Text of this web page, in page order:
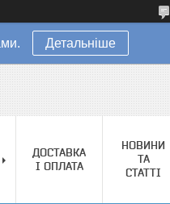
Детальніше
ДОСТАВКА
І ОПЛАТА
НОВИНИ
ТА
СТАТТІ